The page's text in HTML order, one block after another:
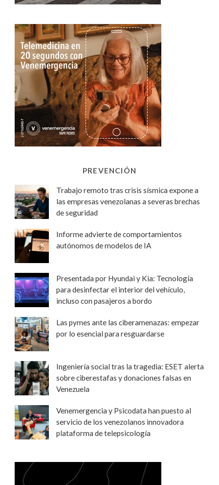
PREVENCIÓN
Trabajo remoto tras crisis sísmica expone a
las empresas venezolanas a severas brechas
de seguridad
Informe advierte de comportamientos
autónomos de modelos de IA
Presentada por Hyundai y Kia: Tecnología
para desinfectar el interior del vehículo,
incluso con pasajeros a bordo
Las pymes ante las ciberamenazas: empezar
por lo esencial para resguardarse
Ingeniería social tras la tragedia: ESET alerta
sobre ciberestafas y donaciones falsas en
Venezuela
Venemergencia y Psicodata han puesto al
servicio de los venezolanos innovadora
plataforma de telepsicología